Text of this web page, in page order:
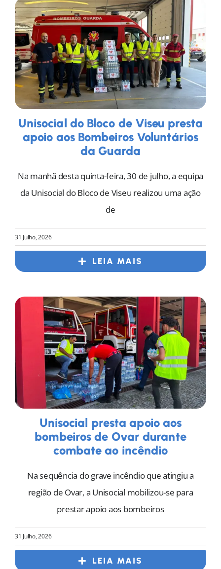
MORADAS
DOAÇÕES
Pesquisar
Unisocial do Bloco de Viseu presta
apoio aos Bombeiros Voluntários
da Guarda
Na manhã desta quinta-feira, 30 de julho, a equipa
da Unisocial do Bloco de Viseu realizou uma ação
de
31 Julho, 2026
LEIA MAIS
Unisocial presta apoio aos
bombeiros de Ovar durante
combate ao incêndio
Na sequência do grave incêndio que atingiu a
região de Ovar, a Unisocial mobilizou-se para
prestar apoio aos bombeiros
31 Julho, 2026
LEIA MAIS